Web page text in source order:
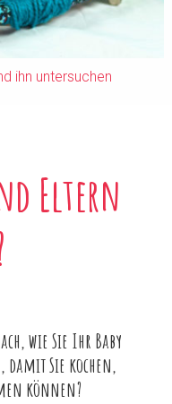
ihn untersuchen
Eltern
wie Sie Ihr Baby
Sie kochen,
können?